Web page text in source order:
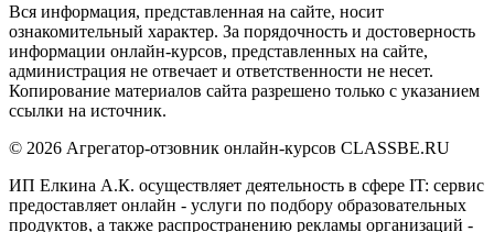
Вся информация, представленная на сайте, носит
ознакомительный характер. За порядочность и достоверность
информации онлайн-курсов, представленных на сайте,
администрация не отвечает и ответственности не несет.
Копирование материалов сайта разрешено только с указанием
ссылки на источник.
© 2026 Агрегатор-отзовник онлайн-курсов CLASSBE.RU
ИП Елкина А.К. осуществляет деятельность в сфере IT: сервис
предоставляет онлайн - услуги по подбору образовательных
продуктов, а также распространению рекламы организаций -